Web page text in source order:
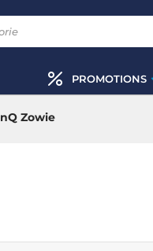
PROMOTIONS
Zowie